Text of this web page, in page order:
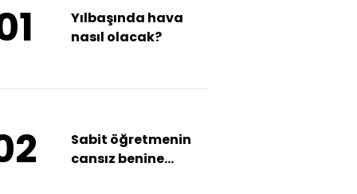
Yılbaşında hava
nasıl olacak?
Sabit öğretmenin
cansız benine